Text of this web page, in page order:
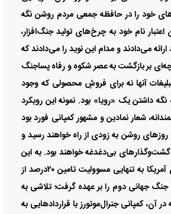
خود را در حافظه جمعی مردم روشن نگه
اعتبار نام خود به چرخ‌های تولید جنگ‌افزار،
می‌دادند و مدام این نوید را می‌دادند که
بر بازگشت به عصر شکوه و رفاه پساجنگ
آنها نه برای فروشِ محصولی که وجود
نگه داشتن یک «رویا» بود. نمونه این رویکرد
شعار نمادین و مشهور کمپانی فورد بود
روشن به زودی از راه خواهند رسید و
گشت‌وگذار‌های بی‌دغدغه خواهند بود. به این
ترتیب صنعت خودروی آمریکا به تنهایی مسوولیت تامین ۲۰درصد از
جهانی دوم را بر عهده گرفت؛ تلاشی به
که در آن، کمپانی جنرال‌موتورز با قرارداد‌هایی به